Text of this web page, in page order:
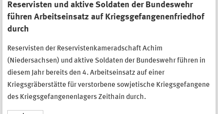
Reservisten und aktive Soldaten der Bundeswehr
führen Arbeitseinsatz auf Kriegsgefangenenfriedhof
durch
Reservisten der Reservistenkameradschaft Achim
(Niedersachsen) und aktive Soldaten der Bundeswehr führen in
diesem Jahr bereits den 4. Arbeitseinsatz auf einer
Kriegsgräberstätte für verstorbene sowjetische Kriegsgefangene
des Kriegsgefangenenlagers Zeithain durch.